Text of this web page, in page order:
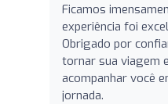
Ficamos
experiência foi
Obrigado por
tornar sua viagem
acompanhar você
jornada.